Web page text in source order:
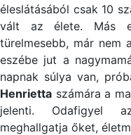
éleslátásából csak 10
vált az élete. Más
türelmesebb, már nem
eszébe jut a
napnak súlya van,
Henrietta számára a
jelenti. Odafigyel
meghallgatja őket,